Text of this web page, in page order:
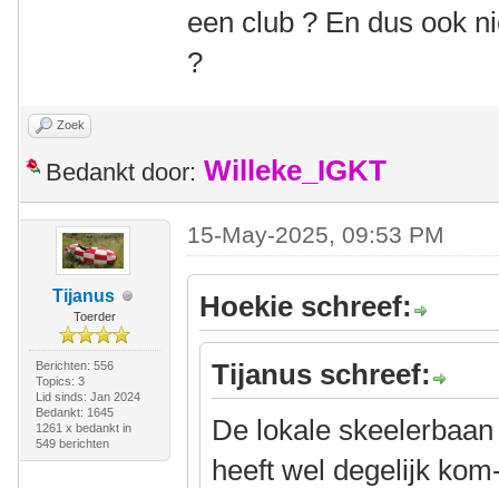
een club ? En dus ook
?
Zoek
Bedankt door: Willeke_IGKT
Tijanus
Toerder
Berichten: 556
Topics: 3
Lid sinds: Jan 2024
Bedankt: 1645
1261 x bedankt in
549 berichten
15-May-2025, 09:53 PM
Hoekie schreef:
Tijanus schreef:
De lokale
heeft wel degelijk